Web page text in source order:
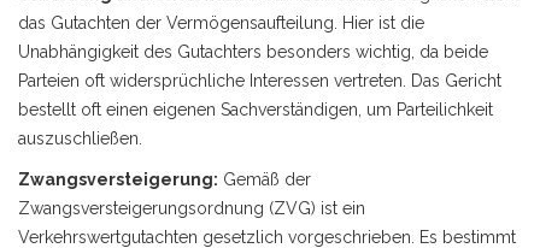
das Gutachten der Vermögensaufteilung. Hier ist die
Unabhängigkeit des Gutachters besonders wichtig, da beide
Parteien oft widersprüchliche Interessen vertreten. Das Gericht
bestellt oft einen eigenen Sachverständigen, um Parteilichkeit
auszuschließen.
Zwangsversteigerung: Gemäß der
Zwangsversteigerungsordnung (ZVG) ist ein
Verkehrswertgutachten gesetzlich vorgeschrieben. Es bestimmt